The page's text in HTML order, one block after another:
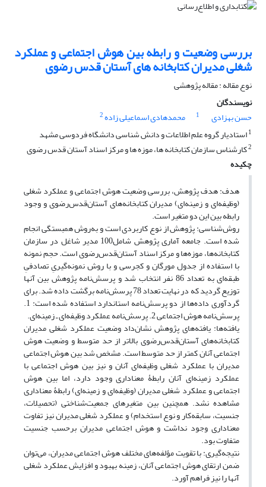
بررسی وضعیت و رابطه بین هوش اجتماعی و عملکرد
شغلی مدیران کتابخانه های آستان قدس رضوی
نوع مقاله : مقاله پژوهشی
نویسندگان
حسن بهزادی
1 محمدهادی اسماعیلی زاده2
1استادیار گروه علم اطلاعات و دانش شناسی دانشگاه فردوسی مشهد
2کارشناس سازمان کتابخانه ها، موزه ها و مرکز اسناد آستان قدس رضوی
چکیده
هدف: هدف پژوهش، بررسی وضعیت هوش اجتماعی و عملکرد شغلی
(وظیفه‌ای و زمینه‌ای) مدیران کتابخانه‌های آستان‌قدس‌رضوی و وجود
رابطه بین این دو متغیر است.
روش‌شناسی: پژوهش از نوع کاربردی است و به‌روش همبستگی انجام
شده است. جامعه آماری پژوهش شامل100 مدیر شاغل در سازمان
کتابخانه‌ها، موزه‌ها و مرکز اسناد آستان‌قدس‌رضوی است. حجم نمونه
با ‌استفاده از جدول مورگان و کجرسی و با ‌روش نمونه‌گیریِ تصادفیِ
طبقه‌ای به تعداد 86 نفر انتخاب شد و پرسش‌نامه پژوهش بین آنها
توزیع گردید که در نهایت تعداد 78 پرسش‌نامه بر‌گشت داده شد. برای
گردآوری داده‌ها از دو پرسش‌نامه استاندارد استفاده شده است: 1.
پرسش‌نامه هوش اجتماعی 2. پرسش‌نامه عملکرد وظیفه‌ای ـ زمینه‌ای.
یافته‌ها: یافته‌های پژوهش نشان‌داد وضعیت عملکرد شغلی مدیران
کتابخانه‌های آستان‌قدس‌رضوی بالاتر از حد متوسط و وضعیت هوش
اجتماعی آنان کمتر از حد متوسط است. مشخص شد بین هوش اجتماعی
مدیران با عملکرد شغلی وظیفه‌ای آنان و نیز بین هوش اجتماعی با
عملکرد زمینه‌ای آنان رابطۀ معناداری وجود دارد، اما بین هوش
اجتماعی و عملکرد شغلی مدیران (وظیفه‌ای و زمینه‌ای) رابطۀ معناداری
مشاهده نشد. همچنین بین متغیرهای جمعیت‌شناختی (تحصیلات،
جنسیت، سابقه‌کار و نوع استخدام) و عملکرد شغلی مدیران نیز تفاوت
معناداری وجود نداشت و هوش اجتماعی مدیران برحسب جنسیت
متفاوت بود.
نتیجه‌گیری: با تقویت مؤلفه‌های مختلف هوش اجتماعی مدیران، می‌توان
ضمن ارتقای هوش اجتماعی آنان، زمینه بهبود و افزایش عملکرد شغلی
آنها را نیز فراهم آورد.